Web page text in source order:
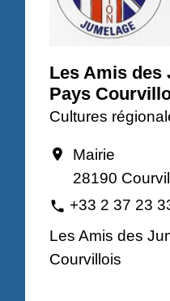
Les Amis des
Pays
Cultures
location_on
Mairie
28190
phone +33 2 37 23
Les Amis des
Courvillois